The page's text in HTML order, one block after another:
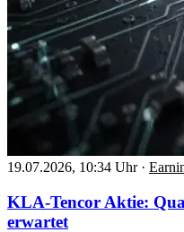
19.07.2026, 10:34 Uhr ·
KLA-Tencor Aktie:
erwartet